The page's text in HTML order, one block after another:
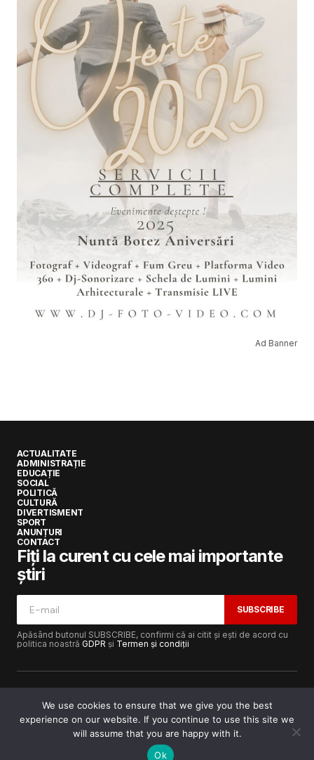
Ad Banner
ACTUALITATE
ADMINISTRAȚIE
EDUCAȚIE
SOCIAL
POLITICĂ
CULTURĂ
DIVERTISMENT
SPORT
ANUNȚURI
CONTACT
Fiți la curent cu cele mai importante
știri
SUBSCRIBE
Apăsând butonul SUBSCRIBE, confirmi că ai citit și ești de acord cu
politica noastră GDPR și Termen și condiții
Copyright © 2017-2025Lugojeanul.ro· Toate drepturile
rezervate · Dezvoltat dePower Media FX
We use cookies to ensure that we give you the best
experience on our website. If you continue to use this site we
will assume that you are happy with it.
Ok